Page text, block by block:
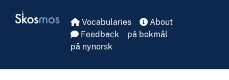
Skosmos Vocabularies
About
Feedback
på bokmål
på nynorsk
Religionsvitenskap
Rettsvitenskap
Samfunnsvitenskap
Bygdeforskning